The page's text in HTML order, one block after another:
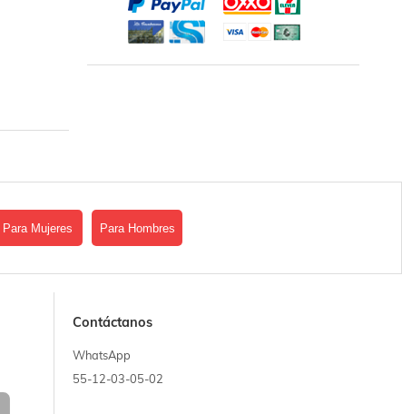
Para Mujeres Para Hombres
Contáctanos
WhatsApp
55-12-03-05-02